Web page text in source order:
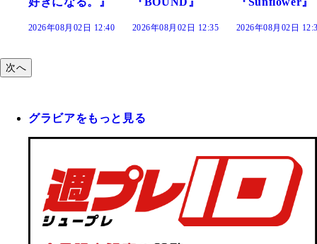
2026年08月02日 12:40 2026年08月02日 12:35 2026年08月02日
次へ
グラビアをもっと見る